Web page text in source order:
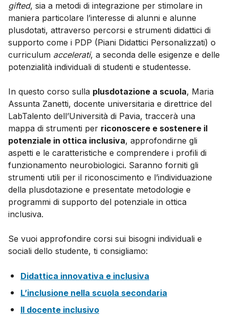
gifted, sia a metodi di integrazione per stimolare in
maniera particolare l’interesse di alunni e alunne
plusdotati, attraverso percorsi e strumenti didattici di
supporto come i PDP (Piani Didattici Personalizzati) o
curriculum accelerati, a seconda delle esigenze e delle
potenzialità individuali di studenti e studentesse.
In questo corso sulla plusdotazione a scuola, Maria
Assunta Zanetti, docente universitaria e direttrice del
LabTalento dell’Università di Pavia, traccerà una
mappa di strumenti per riconoscere e sostenere il
potenziale in ottica inclusiva, approfondirne gli
aspetti e le caratteristiche e comprendere i profili di
funzionamento neurobiologici. Saranno forniti gli
strumenti utili per il riconoscimento e l’individuazione
della plusdotazione e presentate metodologie e
programmi di supporto del potenziale in ottica
inclusiva.
Se vuoi approfondire corsi sui bisogni individuali e
sociali dello studente, ti consigliamo:
Didattica innovativa e inclusiva
L’inclusione nella scuola secondaria
Il docente inclusivo